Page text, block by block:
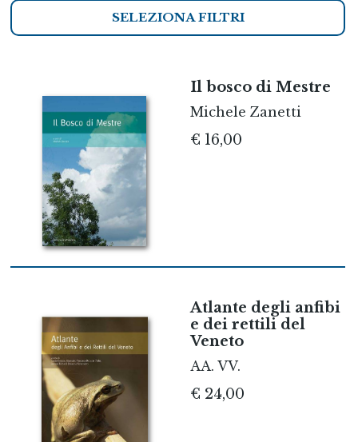
SELEZIONA FILTRI
Il bosco di Mestre
Michele Zanetti
€ 16,00
Atlante degli anfibi
e dei rettili del
Veneto
AA. VV.
€ 24,00